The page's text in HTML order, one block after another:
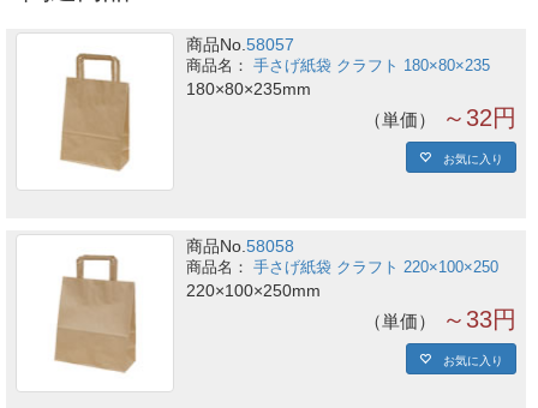
商品No.58057
手さげ紙袋 クラフト 180×80×235
180×80×235mm
単価 ～32円
お気に入り
商品No.58058
手さげ紙袋 クラフト 220×100×250
220×100×250mm
単価 ～33円
お気に入り